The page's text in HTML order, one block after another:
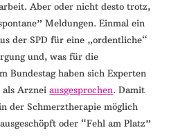
Aber oder nicht desto trotz,
Meldungen. Einmal ein
der SPD für eine „ordentliche“
und, was für die
Bundestag haben sich Experten
als Arzneiausgesprochen. Damit
der Schmerztherapie möglich
oder “Fehl am Platz”